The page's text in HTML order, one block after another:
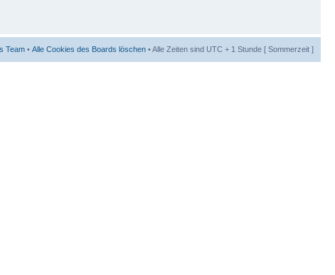
Team • Alle Cookies des Boards löschen • Alle Zeiten sind UTC + 1 Stunde [ Sommerzeit ]